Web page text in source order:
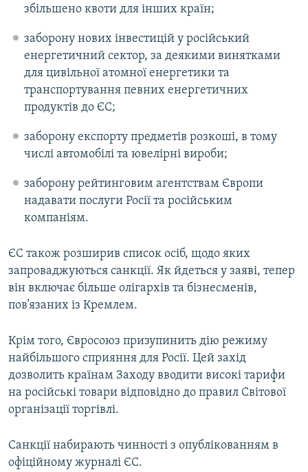
збільшено квоти для інших країн;
заборону нових інвестицій у російський
енергетичний сектор, за деякими винятками
для цивільної атомної енергетики та
транспортування певних енергетичних
продуктів до ЄС;
заборону експорту предметів розкоші, в тому
числі автомобілі та ювелірні вироби;
заборону рейтинговим агентствам Європи
надавати послуги Росії та російським
компаніям.
ЄС також розширив список осіб, щодо яких
запроваджуються санкції. Як йдеться у заяві, тепер
він включає більше олігархів та бізнесменів,
пов’язаних із Кремлем.
Крім того, Євросоюз призупинить дію режиму
найбільшого сприяння для Росії. Цей захід
дозволить країнам Заходу вводити високі тарифи
на російські товари відповідно до правил Світової
організації торгівлі.
Санкції набирають чинності з опублікованням в
офіційному журналі ЄС.